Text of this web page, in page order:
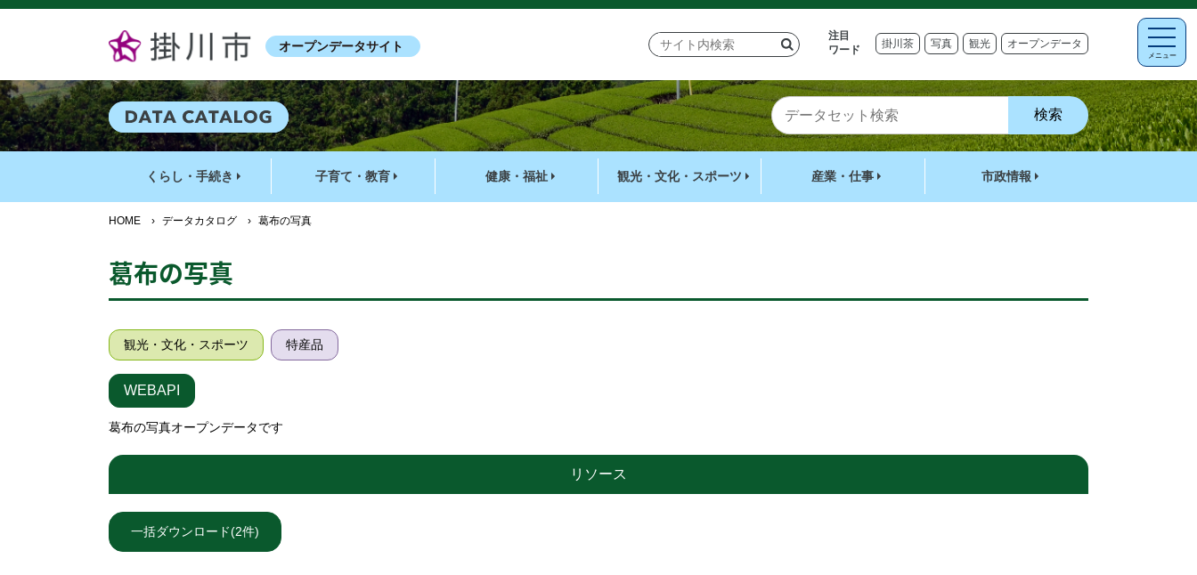
オープンデータサイト
注目
ワード
掛川茶 写真 観光 オープンデータ
メニュー
くらし・手続き 子育て・教育 健康・福祉 観光・文化・スポーツ 産業・仕事 市政情報
HOME › データカタログ › 葛布の写真
葛布の写真
観光・文化・スポーツ 特産品
WEBAPI
葛布の写真オープンデータです
リソース